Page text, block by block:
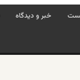
خبر و دیدگاه